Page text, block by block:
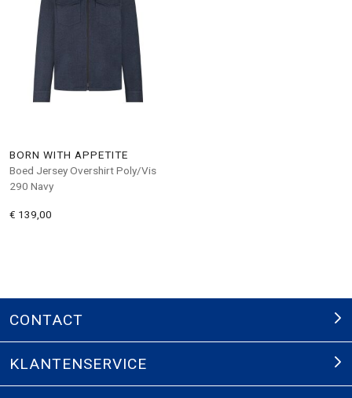
BORN WITH APPETITE
Boed Jersey Overshirt Poly/Vis
290 Navy
€ 139,00
CONTACT
KLANTENSERVICE